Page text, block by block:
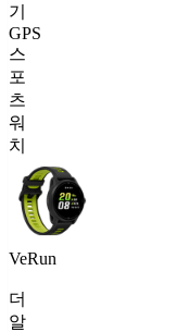
기
GPS
스
포
츠
워
치
VeRun
더
알